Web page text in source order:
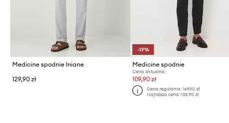
Medicine spodnie lniane
129,90 zł
-19%
Medicine spodnie
Cena aktualna:
109,90 zł
Cena regularna: 169,90 zł
Najniższa cena: 135,90 zł